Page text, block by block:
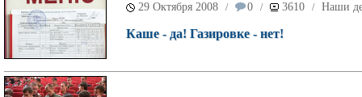
29 Октября 2008 / 0 / 3610 / Наши
Каше - да! Газировке - нет!